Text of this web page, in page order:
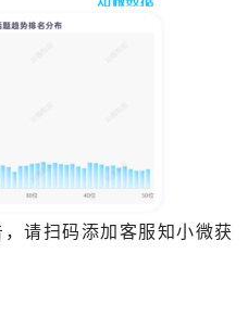
，请扫码添加客服知小微获